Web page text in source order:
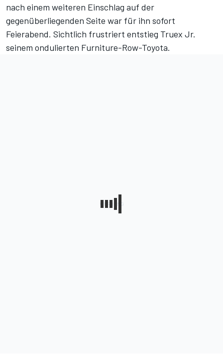
nach einem weiteren Einschlag auf der
gegenüberliegenden Seite war für ihn sofort
Feierabend. Sichtlich frustriert entstieg Truex Jr.
seinem ondulierten Furniture-Row-Toyota.